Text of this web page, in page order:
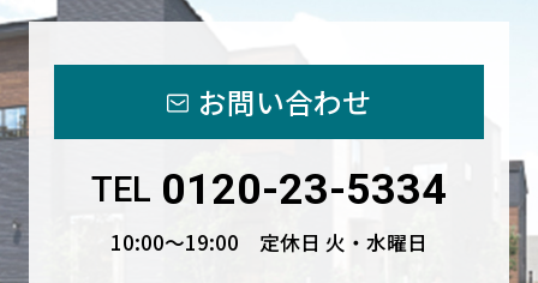
お問い合わせ
TEL 0120-23-5334
10:00〜19:00 定休日 火・水曜日